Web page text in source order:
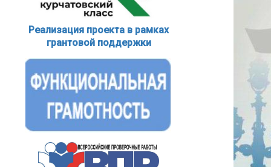
Реализация проекта в рамках
грантовой поддержки